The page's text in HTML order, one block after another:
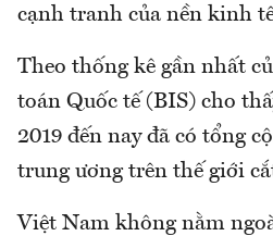
cạnh tranh của nền kinh
Theo thống kê gần nhất
toán Quốc tế (BIS) cho
2019 đến nay đã có tổng
trung ương trên thế giới
Việt Nam không nằm